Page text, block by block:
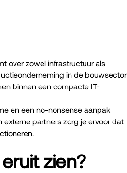
over zowel infrastructuur als
in de bouwsector
binnen een compacte IT-
en een no-nonsense aanpak
externe partners zorg je ervoor dat
zien?